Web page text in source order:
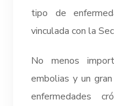
tipo de
vinculada con la
No menos
embolias y un
enfermedades